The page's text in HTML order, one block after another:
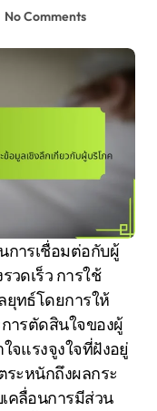
No Comments
วดเร็ว การใช้
ยุทธ์โดยการให้
ารตัดสินใจของผู้
จแรงจูงใจที่ฝังอยู่
ระหนักถึงผลกระ
คลื่อนการมีส่วน